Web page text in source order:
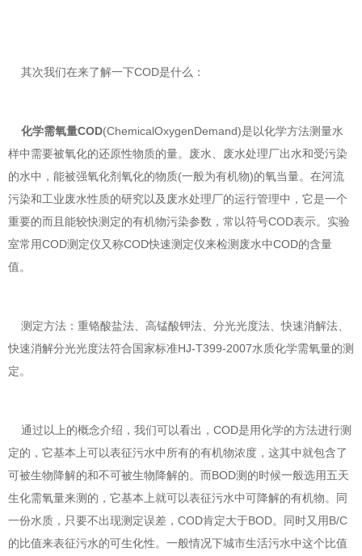
其次我们在来了解一下COD是什么：
化学需氧量COD(ChemicalOxygenDemand)是以化学方法测量水
样中需要被氧化的还原性物质的量。废水、废水处理厂出水和受污染
的水中，能被强氧化剂氧化的物质(一般为有机物)的氧当量。在河流
污染和工业废水性质的研究以及废水处理厂的运行管理中，它是一个
重要的而且能较快测定的有机物污染参数，常以符号COD表示。实验
室常用COD测定仪又称COD快速测定仪来检测废水中COD的含量
值。
测定方法：重铬酸盐法、高锰酸钾法、分光光度法、快速消解法、
快速消解分光光度法符合国家标准HJ-T399-2007水质化学需氧量的测
定。
通过以上的概念介绍，我们可以看出，COD是用化学的方法进行测
定的，它基本上可以表征污水中所有的有机物浓度，这其中就包含了
可被生物降解的和不可被生物降解的。而BOD测的时候一般选用五天
生化需氧量来测的，它基本上就可以表征污水中可降解的有机物。同
一份水质，只要不出现测定误差，COD肯定大于BOD。同时又用B/C
的比值来表征污水的可生化性。一般情况下城市生活污水中这个比值